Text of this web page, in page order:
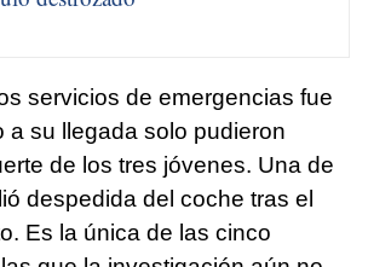
servicios de emergencias fue
a su llegada solo pudieron
de los tres jóvenes. Una de
despedida del coche tras el
Es la única de las cinco